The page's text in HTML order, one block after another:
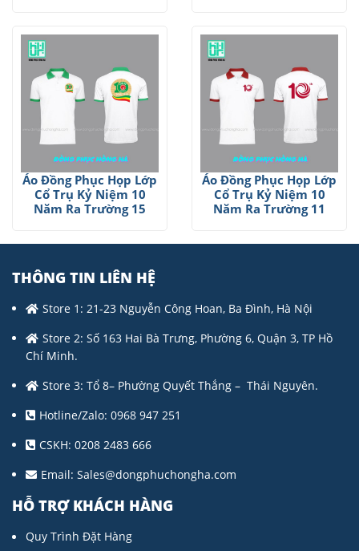
Áo Đồng Phục Họp Lớp
Cổ Trụ Kỷ Niệm 10
Năm Ra Trường 15
Áo Đồng Phục Họp Lớp
Cổ Trụ Kỷ Niệm 10
Năm Ra Trường 11
THÔNG TIN LIÊN HỆ
Store 1: 21-23 Nguyễn Công Hoan, Ba Đình, Hà Nội
Store 2: Số 163 Hai Bà Trưng, Phường 6, Quận 3, TP Hồ
Chí Minh.
Store 3: Tổ 8– Phường Quyết Thắng – Thái Nguyên.
Hotline/Zalo: 0968 947 251
CSKH: 0208 2483 666
Email: Sales@dongphuchongha.com
HỖ TRỢ KHÁCH HÀNG
Quy Trình Đặt Hàng